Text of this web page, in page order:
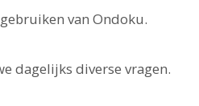
van Ondoku.
dagelijks diverse vragen.